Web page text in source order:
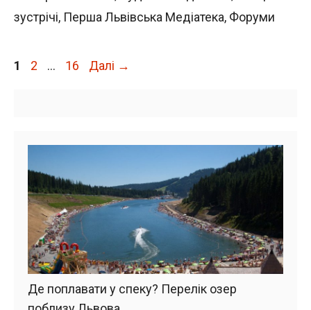
зустрічі, Перша Львівська Медіатека, Форуми
Сторінка
1 Сторінка
2 … Сторінка
16 Далі →
Де поплавати у спеку? Перелік озер